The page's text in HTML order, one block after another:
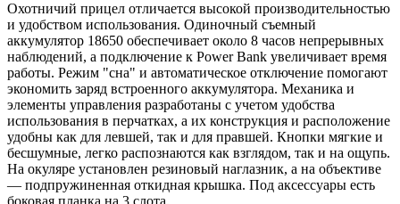
Охотничий прицел отличается высокой производительностью
и удобством использования. Одиночный съемный
аккумулятор 18650 обеспечивает около 8 часов непрерывных
наблюдений, а подключение к Power Bank увеличивает время
работы. Режим "сна" и автоматическое отключение помогают
экономить заряд встроенного аккумулятора. Механика и
элементы управления разработаны с учетом удобства
использования в перчатках, а их конструкция и расположение
удобны как для левшей, так и для правшей. Кнопки мягкие и
бесшумные, легко распознаются как взглядом, так и на ощупь.
На окуляре установлен резиновый наглазник, а на объективе
— подпружиненная откидная крышка. Под аксессуары есть